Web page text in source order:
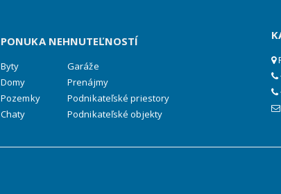
PONUKA NEHNUTEĽNOSTÍ
Byty
Domy
Pozemky
Chaty
Garáže
Prenájmy
Podnikateľské priestory
Podnikateľské objekty